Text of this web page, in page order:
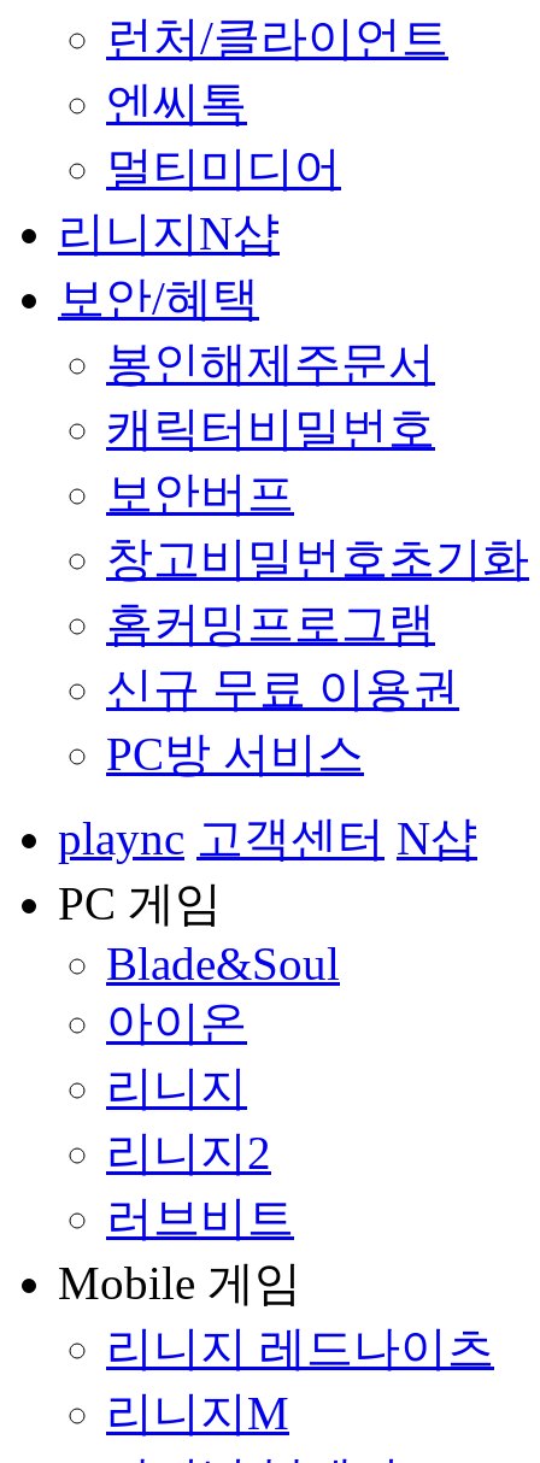
런처/클라이언트
엔씨톡
멀티미디어
리니지N샵
보안/혜택
봉인해제주문서
캐릭터비밀번호
보안버프
창고비밀번호초기화
홈커밍프로그램
신규 무료 이용권
PC방 서비스
plaync 고객센터 N샵
PC 게임
Blade&Soul
아이온
리니지
리니지2
러브비트
Mobile 게임
리니지 레드나이츠
리니지M